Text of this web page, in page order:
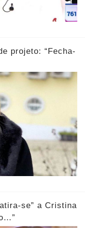
projeto: “Fecha-
se” a Cristina